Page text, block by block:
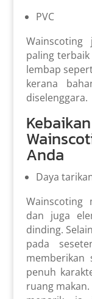
PVC
paling
lembap
kerana
diselenggara.
Anda
Daya
Wainscoting
dan juga
dinding.
pada
memberikan
penuh
ruang